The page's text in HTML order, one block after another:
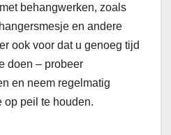
behangwerken, zoals
en andere
ook voor dat u genoeg tijd
doen – probeer
en neem regelmatig
op peil te houden.